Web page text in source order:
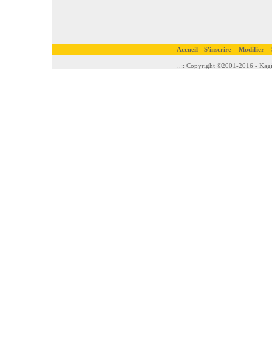
Accueil S'inscrire Modifier
..:: Copyright ©2001-2016 -